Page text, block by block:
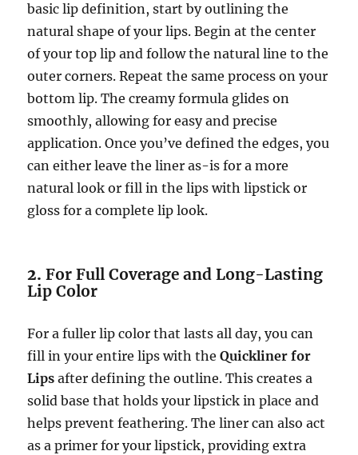
basic lip definition, start by outlining the
natural shape of your lips. Begin at the center
of your top lip and follow the natural line to the
outer corners. Repeat the same process on your
bottom lip. The creamy formula glides on
smoothly, allowing for easy and precise
application. Once you’ve defined the edges, you
can either leave the liner as-is for a more
natural look or fill in the lips with lipstick or
gloss for a complete lip look.
2.For Full Coverage and Long-Lasting
Lip Color
For a fuller lip color that lasts all day, you can
fill in your entire lips with theQuickliner for
Lips after defining the outline. This creates a
solid base that holds your lipstick in place and
helps prevent feathering. The liner can also act
as a primer for your lipstick, providing extra